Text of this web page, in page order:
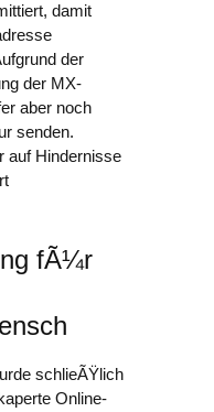
damit
der
der MX-
aber noch
senden.
auf Hindernisse
fÃ¼r
schlieÃŸlich
Online-